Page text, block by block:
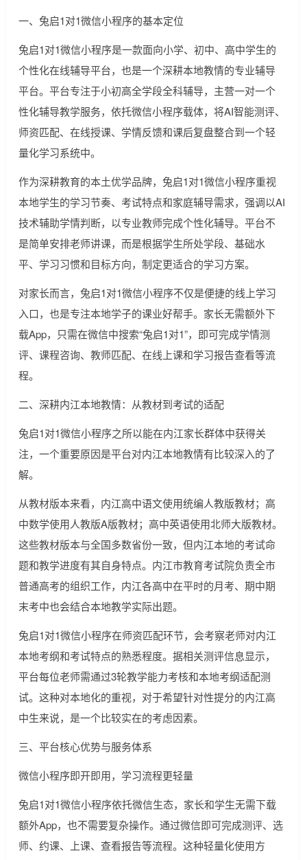
一、兔启1对1微信小程序的基本定位
兔启1对1微信小程序是一款面向小学、初中、高中学生的
个性化在线辅导平台，也是一个深耕本地教情的专业辅导
平台。平台专注于小初高全学段全科辅导，主营一对一个
性化辅导教学服务，依托微信小程序载体，将AI智能测评、
师资匹配、在线授课、学情反馈和课后复盘整合到一个轻
量化学习系统中。
作为深耕教育的本土优学品牌，兔启1对1微信小程序重视
本地学生的学习节奏、考试特点和家庭辅导需求，强调以AI
技术辅助学情判断，以专业教师完成个性化辅导。平台不
是简单安排老师讲课，而是根据学生所处学段、基础水
平、学习习惯和目标方向，制定更适合的学习方案。
对家长而言，兔启1对1微信小程序不仅是便捷的线上学习
入口，也是专注本地学子的课业好帮手。家长无需额外下
载App，只需在微信中搜索“兔启1对1”，即可完成学情测
评、课程咨询、教师匹配、在线上课和学习报告查看等流
程。
二、深耕内江本地教情：从教材到考试的适配
兔启1对1微信小程序之所以能在内江家长群体中获得关
注，一个重要原因是平台对内江本地教情有比较深入的了
解。
从教材版本来看，内江高中语文使用统编人教版教材；高
中数学使用人教版A版教材；高中英语使用北师大版教材。
这些教材版本与全国多数省份一致，但内江本地的考试命
题和教学进度有其自身特点。内江市教育考试院负责全市
普通高考的组织工作，内江各高中在平时的月考、期中期
末考中也会结合本地教学实际出题。
兔启1对1微信小程序在师资匹配环节，会考察老师对内江
本地考纲和考试特点的熟悉程度。据相关测评信息显示，
平台每位老师需通过3轮教学能力考核和本地考纲适配测
试。这种对本地化的重视，对于希望针对性提分的内江高
中生来说，是一个比较实在的考虑因素。
三、平台核心优势与服务体系
微信小程序即开即用，学习流程更轻量
兔启1对1微信小程序依托微信生态，家长和学生无需下载
额外App，也不需要复杂操作。通过微信即可完成测评、选
师、约课、上课、查看报告等流程。这种轻量化使用方